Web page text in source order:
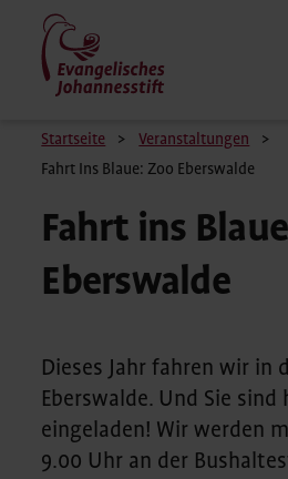
Direkt
Inhalt
Pfadnavigation
Startseite
Veranstaltungen
Fahrt Ins Blaue: Zoo Eberswalde
Fahrt ins
Eberswalde
Dieses Jahr fahren wir in
Eberswalde. Und Sie sind
eingeladen! Wir werden
9.00 Uhr an der